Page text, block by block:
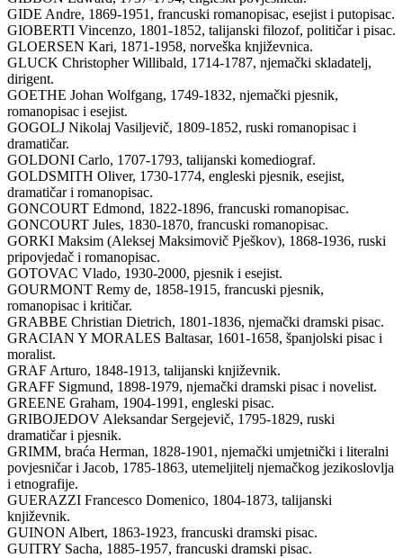
GIDE Andre, 1869-1951, francuski romanopisac, esejist i putopisac.
GIOBERTI Vincenzo, 1801-1852, talijanski filozof, političar i pisac.
GLOERSEN Kari, 1871-1958, norveška književnica.
GLUCK Christopher Willibald, 1714-1787, njemački skladatelj,
dirigent.
GOETHE Johan Wolfgang, 1749-1832, njemački pjesnik,
romanopisac i esejist.
GOGOLJ Nikolaj Vasiljevič, 1809-1852, ruski romanopisac i
dramatičar.
GOLDONI Carlo, 1707-1793, talijanski komediograf.
GOLDSMITH Oliver, 1730-1774, engleski pjesnik, esejist,
dramatičar i romanopisac.
GONCOURT Edmond, 1822-1896, francuski romanopisac.
GONCOURT Jules, 1830-1870, francuski romanopisac.
GORKI Maksim (Aleksej Maksimovič Pješkov), 1868-1936, ruski
pripovjedač i romanopisac.
GOTOVAC Vlado, 1930-2000, pjesnik i esejist.
GOURMONT Remy de, 1858-1915, francuski pjesnik,
romanopisac i kritičar.
GRABBE Christian Dietrich, 1801-1836, njemački dramski pisac.
GRACIAN Y MORALES Baltasar, 1601-1658, španjolski pisac i
moralist.
GRAF Arturo, 1848-1913, talijanski književnik.
GRAFF Sigmund, 1898-1979, njemački dramski pisac i novelist.
GREENE Graham, 1904-1991, engleski pisac.
GRIBOJEDOV Aleksandar Sergejevič, 1795-1829, ruski
dramatičar i pjesnik.
GRIMM, braća Herman, 1828-1901, njemački umjetnički i literalni
povjesničar i Jacob, 1785-1863, utemeljitelj njemačkog jezikoslovlja
i etnografije.
GUERAZZI Francesco Domenico, 1804-1873, talijanski
književnik.
GUINON Albert, 1863-1923, francuski dramski pisac.
GUITRY Sacha, 1885-1957, francuski dramski pisac.